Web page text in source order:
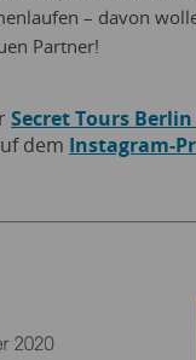
– davon
Partner!
Secret Tours
dem Instagram-